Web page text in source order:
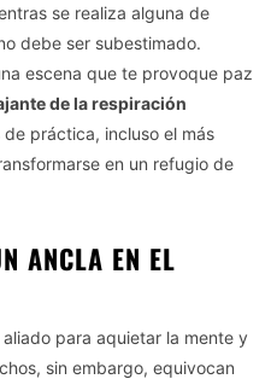
se realiza alguna de
debe ser subestimado.
escena que te provoque paz
de la respiración
de práctica, incluso el más
en un refugio de
ANCLA EN EL
para aquietar la mente y
sin embargo, equivocan